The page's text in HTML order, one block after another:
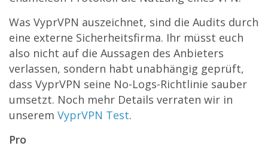
Was VyprVPN auszeichnet, sind die Audits durch
eine externe Sicherheitsfirma. Ihr müsst euch
also nicht auf die Aussagen des Anbieters
verlassen, sondern habt unabhängig geprüft,
dass VyprVPN seine No-Logs-Richtlinie sauber
umsetzt. Noch mehr Details verraten wir in
unserem VyprVPN Test.
Pro